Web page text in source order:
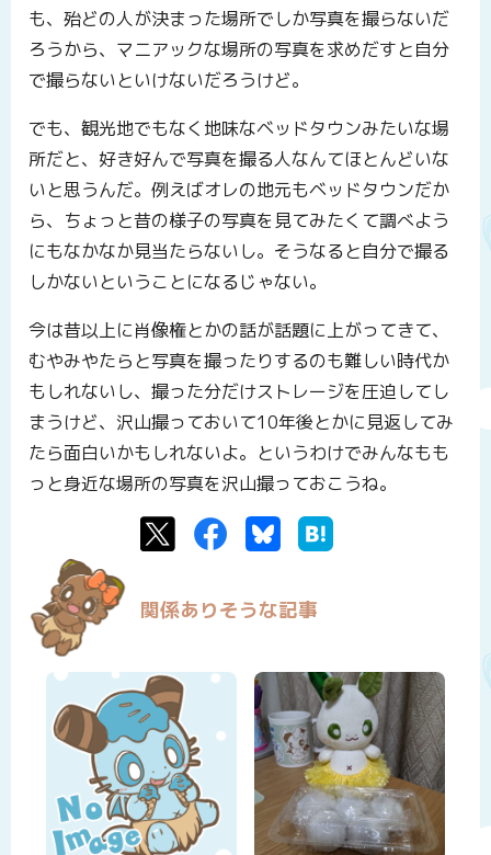
も、殆どの人が決まった場所でしか写真を撮らないだ
ろうから、マニアックな場所の写真を求めだすと自分
で撮らないといけないだろうけど。
でも、観光地でもなく地味なベッドタウンみたいな場
所だと、好き好んで写真を撮る人なんてほとんどいな
いと思うんだ。例えばオレの地元もベッドタウンだか
ら、ちょっと昔の様子の写真を見てみたくて調べよう
にもなかなか見当たらないし。そうなると自分で撮る
しかないということになるじゃない。
今は昔以上に肖像権とかの話が話題に上がってきて、
むやみやたらと写真を撮ったりするのも難しい時代か
もしれないし、撮った分だけストレージを圧迫してし
まうけど、沢山撮っておいて10年後とかに見返してみ
たら面白いかもしれないよ。というわけでみんなもも
っと身近な場所の写真を沢山撮っておこうね。
TwitterFacebookBluesky
関係ありそうな記事